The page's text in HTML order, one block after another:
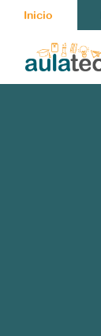
Inicio